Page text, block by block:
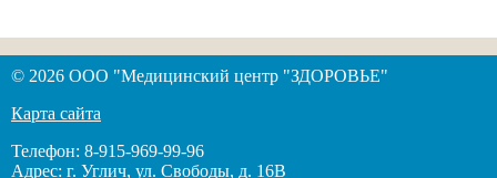
© 2026 ООО "Медицинский центр "ЗДОРОВЬЕ"
Карта сайта
Телефон: 8-915-969-99-96
Адрес: г. Углич, ул. Свободы, д. 16В